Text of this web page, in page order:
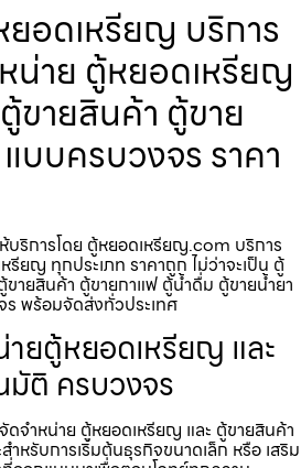
อดเหรียญ บริการ
น่าย ตู้หยอดเหรียญ
ขายสินค้า ตู้ขาย
บบครบวงจร ราคา
ริการโดย ตู้หยอดเหรียญ.com บริการ
รียญ ทุกประเภท ราคาถูก ไม่ว่าจะเป็น ตู้
ายสินค้า ตู้ขายกาแฟ ตู้น้ำดื่ม ตู้ขายน้ำยา
พร้อมจัดส่งทั่วประเทศ
ยตู้หยอดเหรียญ และ
ติ ครบวงจร
ดจำหน่าย ตู้หยอดเหรียญ และ ตู้ขายสินค้า
ำหรับการเริ่มต้นธุรกิจขนาดเล็ก หรือ เสริม